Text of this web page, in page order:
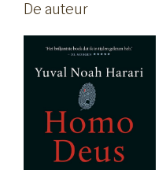
De auteur